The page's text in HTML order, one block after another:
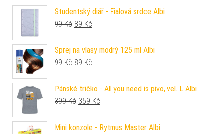
Studentský diář - Fialová srdce Albi
99Kč Původní cena byla: 99 Kč.
89 Kč
Sprej na vlasy modrý 125 ml Albi
99Kč Původní cena byla: 99 Kč.
89 Kč
Pánské tričko - All you need is pivo, vel. L Albi
399Kč Původní cena byla: 399 Kč.
359 Kč
Mini konzole - Rytmus Master Albi